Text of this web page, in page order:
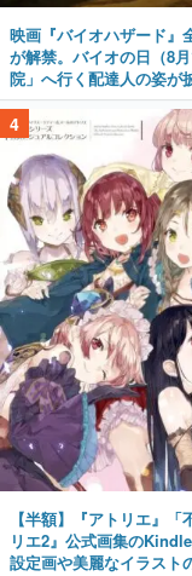
映画『バイオハザード』
が解禁。バイオの日（8
院」へ行く配達人の姿が
4
【半額】『アトリエ』
リエ2』公式画集の
設定画や美麗なイラスト